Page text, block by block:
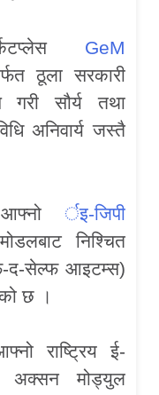
GeM
ठूला सरकारी
गरी सौर्य तथा
अनिवार्य जस्तै
र्इ-जिपी
निश्चित
द-सेल्फ आइटम्स)
छ ।
राष्ट्रिय ई-
अक्सन मोड्युल